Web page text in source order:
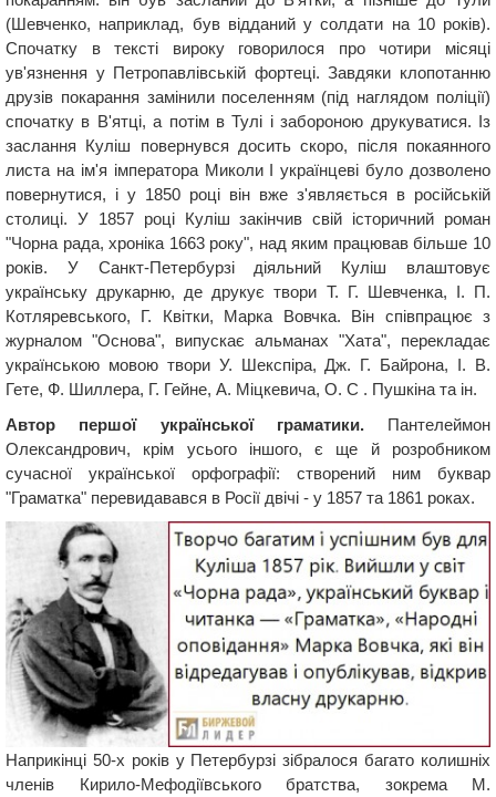
(Шевченко, наприклад, був відданий у солдати на 10 років).
Спочатку в тексті вироку говорилося про чотири місяці
ув'язнення у Петропавлівській фортеці. Завдяки клопотанню
друзів покарання замінили поселенням (під наглядом поліції)
спочатку в В'ятці, а потім в Тулі і забороною друкуватися. Із
заслання Куліш повернувся досить скоро, після покаянного
листа на ім'я імператора Миколи I українцеві було дозволено
повернутися, і у 1850 році він вже з'являється в російській
столиці. У 1857 році Куліш закінчив свій історичний роман
"Чорна рада, хроніка 1663 року", над яким працював більше 10
років. У Санкт-Петербурзі діяльний Куліш влаштовує
українську друкарню, де друкує твори Т. Г. Шевченка, І. П.
Котляревського, Г. Квітки, Марка Вовчка. Він співпрацює з
журналом "Основа", випускає альманах "Хата", перекладає
українською мовою твори У. Шекспіра, Дж. Г. Байрона, І. В.
Гете, Ф. Шиллера, Г. Гейне, А. Міцкевича, О. С . Пушкіна та ін.
Автор першої української граматики.Пантелеймон
Олександрович, крім усього іншого, є ще й розробником
сучасної української орфографії: створений ним буквар
"Граматка" перевидавався в Росії двічі - у 1857 та 1861 роках.
Наприкінці 50-х років у Петербурзі зібралося багато колишніх
членів Кирило-Мефодіївського братства, зокрема М.